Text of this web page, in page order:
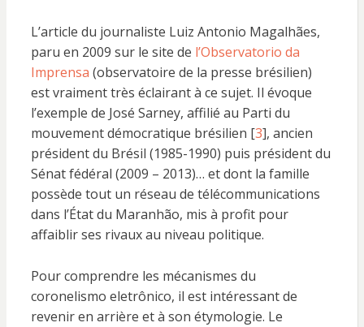
L’article du journaliste Luiz Antonio Magalhães,
paru en 2009 sur le site de l’Observatorio da
Imprensa (observatoire de la presse brésilien)
est vraiment très éclairant à ce sujet. Il évoque
l’exemple de José Sarney, affilié au Parti du
mouvement démocratique brésilien [3], ancien
président du Brésil (1985-1990) puis président du
Sénat fédéral (2009 – 2013)… et dont la famille
possède tout un réseau de télécommunications
dans l’État du Maranhão, mis à profit pour
affaiblir ses rivaux au niveau politique.
Pour comprendre les mécanismes du
coronelismo eletrônico, il est intéressant de
revenir en arrière et à son étymologie. Le